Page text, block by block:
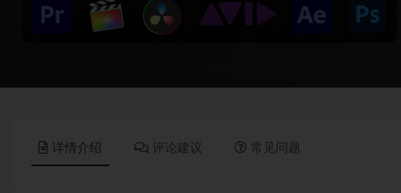
详情介绍 评论建议 常见问题